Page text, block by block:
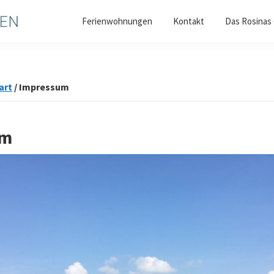
Ferienwohnungen Kontakt Das
/ Impressum